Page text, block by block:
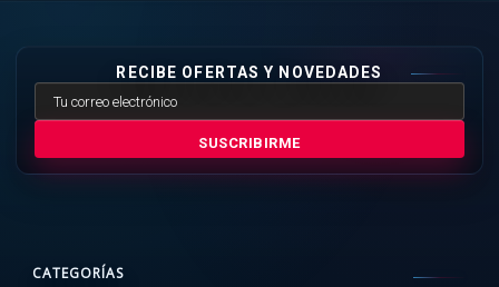
RECIBE OFERTAS Y NOVEDADES
SUSCRIBIRME
CATEGORÍAS